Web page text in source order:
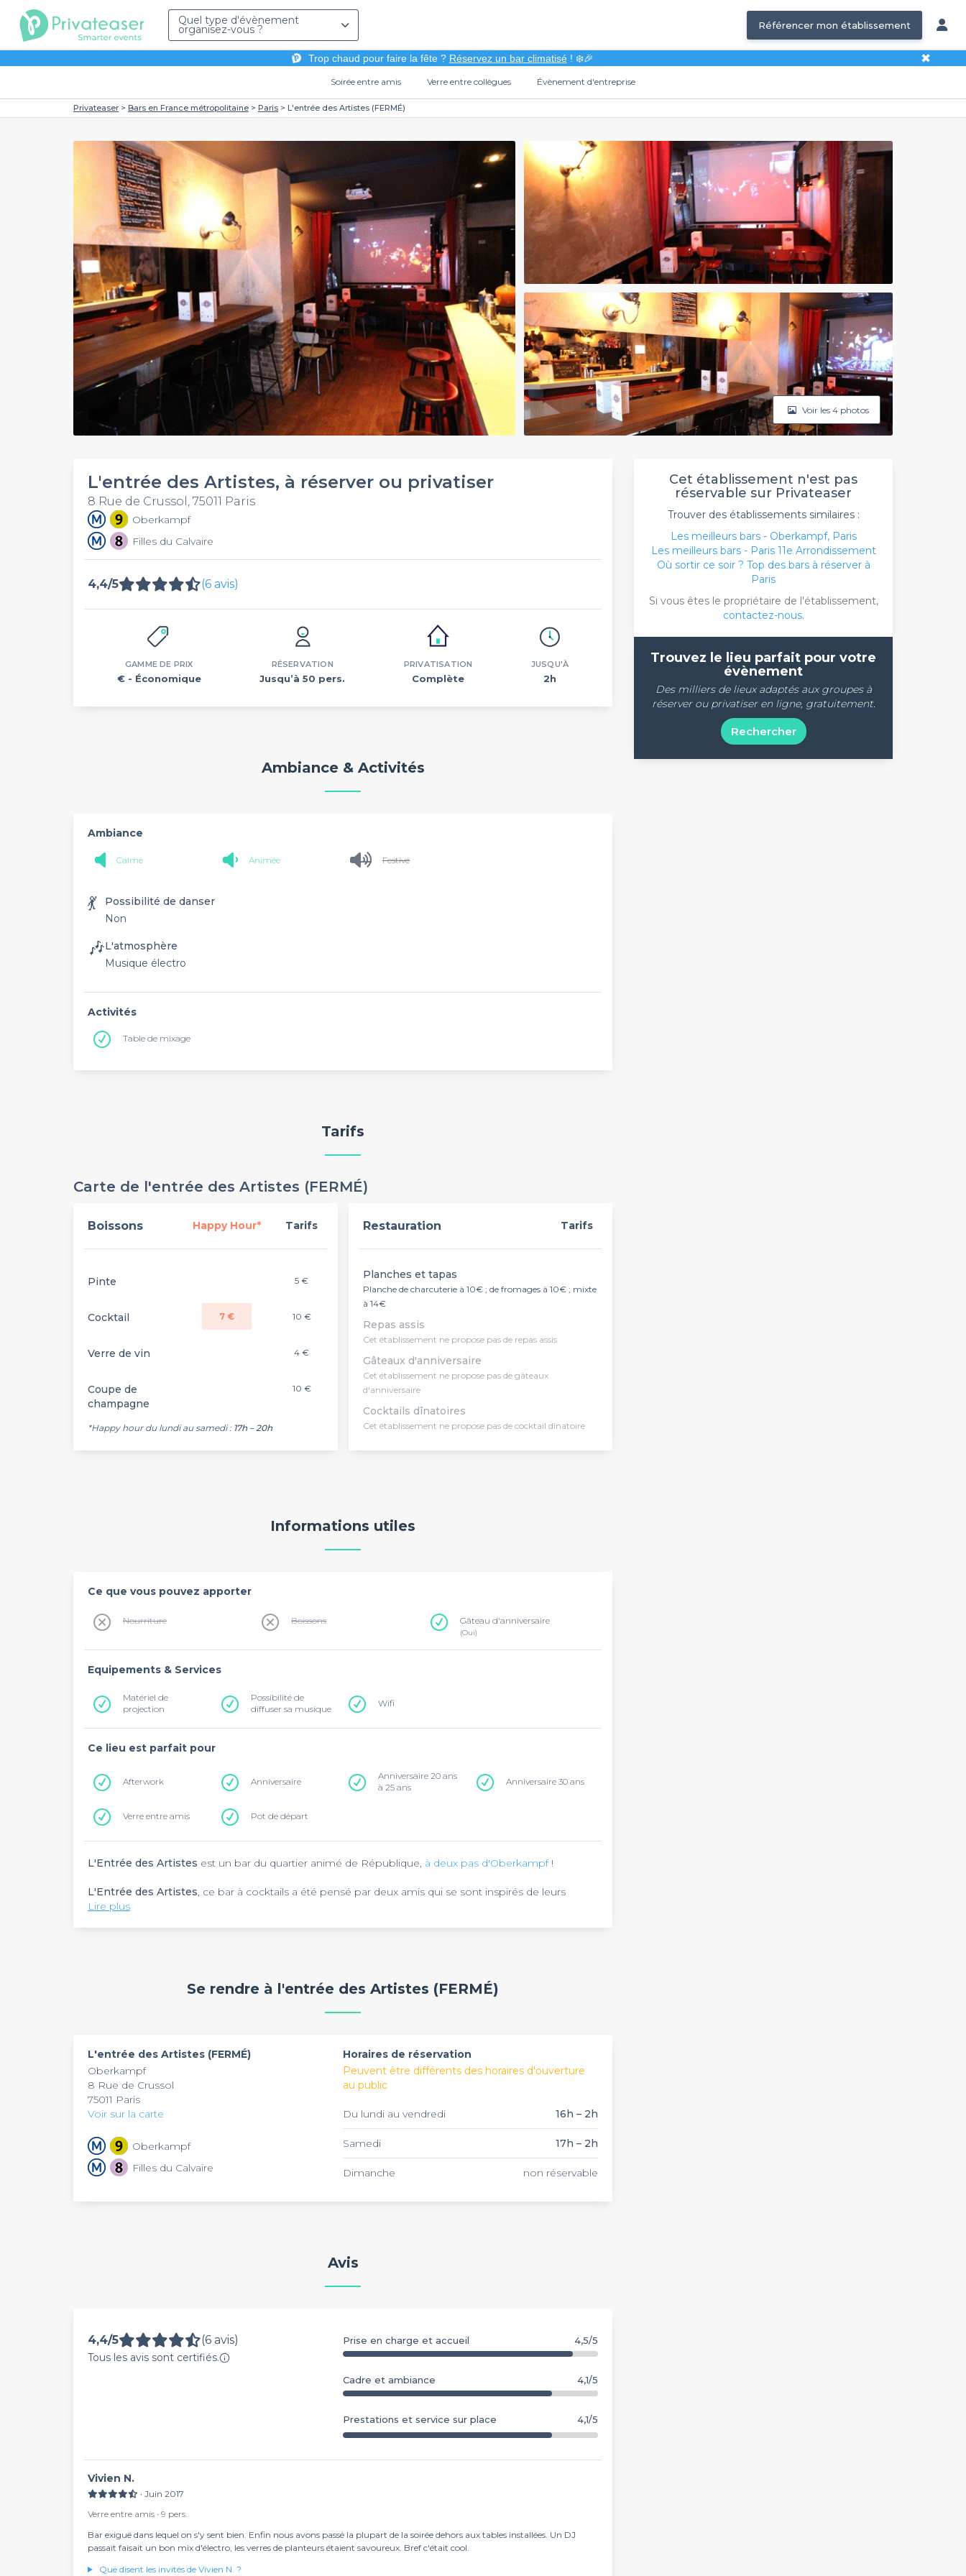
Quel type d'évènement
organisez-vous ? Référencer mon établissement
Trop chaud pour faire la fête ? Réservez un bar climatisé! ❄️🎉 ✖
Soirée entre amis Verre entre collègues Évènement d'entreprise
Privateaser Bars en France métropolitaine Paris L'entrée des Artistes (FERMÉ)
Voir les 4 photos
L'entrée des Artistes, à réserver ou privatiser
8 Rue de Crussol, 75011 Paris
Oberkampf
Filles du Calvaire
4,4/5 (6 avis)
GAMME DE PRIX
€ - Économique
RÉSERVATION
Jusqu’à 50 pers.
PRIVATISATION
Complète
JUSQU'À
2h
Ambiance & Activités
Ambiance
Calme Animée Festive
💃
Possibilité de danser
Non
🎶L'atmosphère
Musique électro
Activités
Table de mixage
Tarifs
Carte de l'entrée des Artistes (FERMÉ)
Boissons Happy Hour* Tarifs
Pinte 5 €
Cocktail 7 € 10 €
Verre de vin 4 €
Coupe de
champagne
10 €
*Happy hour du lundi au samedi : 17h – 20h
Restauration Tarifs
Planches et tapas
Planche de charcuterie à 10€ ; de fromages à 10€ ; mixte
à 14€
Repas assis
Cet établissement ne propose pas de repas assis
Gâteaux d'anniversaire
Cet établissement ne propose pas de gâteaux
d'anniversaire
Cocktails dînatoires
Cet établissement ne propose pas de cocktail dînatoire
Informations utiles
Ce que vous pouvez apporter
Nourriture Boissons Gâteau d'anniversaire
(Oui)
Equipements & Services
Matériel de
projection
Possibilité de
diffuser sa musique
Wifi
Ce lieu est parfait pour
Afterwork Anniversaire
Anniversaire 20 ans
à 25 ans
Anniversaire 30 ans
Verre entre amis Pot de départ
L'Entrée des Artistes est un bar du quartier animé de République, à deux pas d'Oberkampf!
L'Entrée des Artistes, ce bar à cocktails a été pensé par deux amis qui se sont inspirés de leurs
voyages à Londres, New York et Berlin, où l'on trouve les meilleurs bars à cocktails au Monde. Venez
Lire plus
Se rendre à l'entrée des Artistes (FERMÉ)
L'entrée des Artistes (FERMÉ)
Oberkampf
8 Rue de Crussol
75011 Paris
Voir sur la carte
Oberkampf
Filles du Calvaire
Horaires de réservation
Peuvent être différents des horaires d'ouverture
au public
Du lundi au vendredi 16h – 2h
Samedi 17h – 2h
Dimanche non réservable
Avis
4,4/5 (6 avis)
Tous les avis sont certifiés.
Prise en charge et accueil 4,5/5
Cadre et ambiance 4,1/5
Prestations et service sur place 4,1/5
Vivien N.
∙ Juin 2017
Verre entre amis ∙ 9 pers.
Bar exiguë dans lequel on s'y sent bien. Enfin nous avons passé la plupart de la soirée dehors aux tables installées. Un DJ
passait faisait un bon mix d'électro, les verres de planteurs étaient savoureux. Bref c'était cool.
Que disent les invités de Vivien N. ?
Cet établissement n'est pas
réservable sur Privateaser
Trouver des établissements similaires :
Les meilleurs bars - Oberkampf, Paris
Les meilleurs bars - Paris 11e Arrondissement
Où sortir ce soir ? Top des bars à réserver à
Paris
Si vous êtes le propriétaire de l'établissement,
contactez-nous.
Trouvez le lieu parfait pour votre
évènement
Des milliers de lieux adaptés aux groupes à
réserver ou privatiser en ligne, gratuitement.
Rechercher